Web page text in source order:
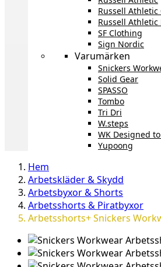
Russell Athletic
Russell
SF Clothing
Sign Nordic
Varumärken
Snickers
Solid Gear
SPASSO
Tombo
Tri Dri
W.steps
WK Designed
Yupoong
Hem
Arbetskläder & Skydd
Arbetsbyxor & Shorts
Arbetsshorts & Piratbyxor
Arbetsshorts+ Snickers